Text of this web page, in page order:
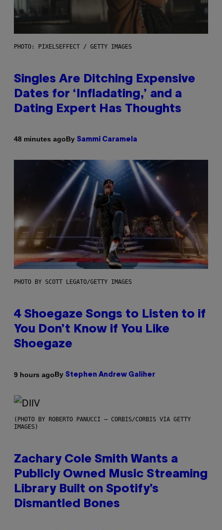
PHOTO: PIXELSEFFECT / GETTY IMAGES
Singles Are Ditching Expensive
Dates for ‘Infladating,’ and a
Dating Expert Has Thoughts
48 minutes agoBy Sammi Caramela
PHOTO BY SCOTT LEGATO/GETTY IMAGES
4 Shoegaze Songs to Listen to if
You Don’t Know if You Like
Shoegaze
9 hours agoBy Stephen Andrew Galiher
(PHOTO BY ROBERTO PANUCCI – CORBIS/CORBIS VIA GETTY
IMAGES)
Zachary Cole Smith Wants a
Publicly Owned Music Streaming
Library Built on Spotify’s
Dismantled Bones